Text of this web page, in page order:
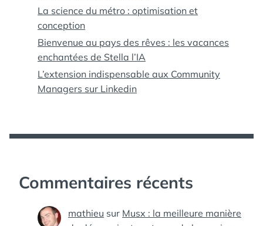
La science du métro : optimisation et
conception
Bienvenue au pays des rêves : les vacances
enchantées de Stella l’IA
L’extension indispensable aux Community
Managers sur Linkedin
Commentaires récents
mathieu sur Musx : la meilleure manière